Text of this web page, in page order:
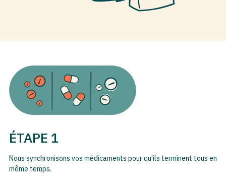
ÉTAPE 1
Nous synchronisons vos médicaments pour qu'ils terminent tous en
même temps.